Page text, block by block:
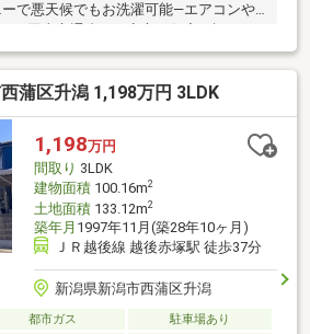
で悪天候でもお洗濯可能―エアコンや
保で更に安心♪・水回り設備（キッチ
換済み【教育】鎧郷小学校 徒歩１６
【おすすめ】○リビングに隣接した和
適〇４帖の納戸は外部と繋がり自転車
Ｌｏｗ-Ｅペア樹脂サッシの内付きサッシ
きの浴室乾燥機付き〇浄水器が行淳装
蒲区升潟 1,198万円 3LDK
1,198万円
間取り 3LDK
建物面積100.16m2
土地面積133.12m2
築年月 1997年11月(築28年10ヶ月)
ＪＲ越後線 越後赤塚駅 徒歩37分
新潟県新潟市西蒲区升潟
都市ガス
駐車場あり